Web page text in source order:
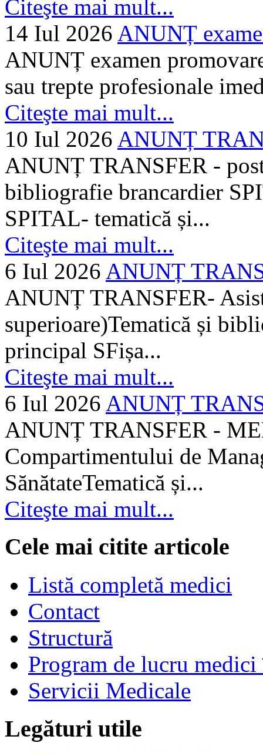
Citeşte mai mult...
14 Iul 2026 ANUNȚ
ANUNȚ examen
sau trepte profesionale
Citeşte mai mult...
10 Iul 2026 ANUNȚ
ANUNȚ TRANSFER -
bibliografie brancardier
SPITAL- tematică și...
Citeşte mai mult...
6 Iul 2026 ANUNȚ
ANUNȚ TRANSFER-
superioare)Tematică și
principal SFișa...
Citeşte mai mult...
6 Iul 2026 ANUNȚ
ANUNȚ TRANSFER -
Compartimentului de
SănătateTematică și...
Citeşte mai mult...
Cele mai citite articole
Listă completă medici
Contact
Structură
Program de lucru
Servicii Medicale
Legături utile